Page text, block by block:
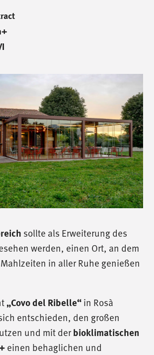
sollte als Erweiterung des
werden, einen Ort, an dem
in aller Ruhe genießen
„Covo del Ribelle“in Rosà
entschieden, den großen
und mit derbioklimatischen
einen behaglichen und